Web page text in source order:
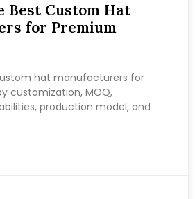
Best Custom Hat
for Premium
hat manufacturers for
customization, MOQ,
production model, and